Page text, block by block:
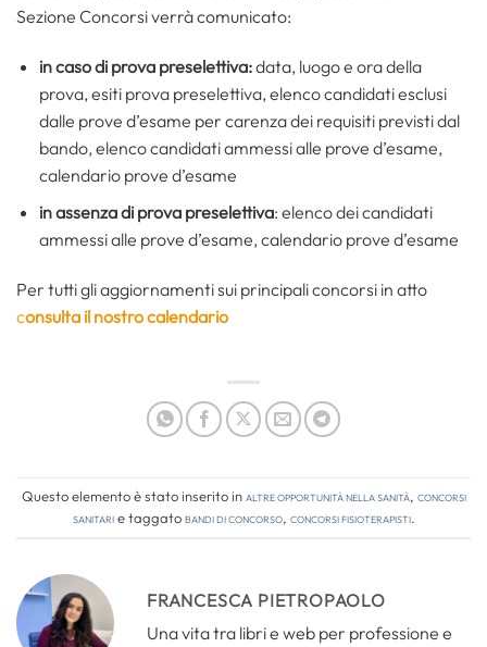
Sezione Concorsi verrà comunicato:
in caso di prova preselettiva:data, luogo e ora della
prova, esiti prova preselettiva, elenco candidati esclusi
dalle prove d’esame per carenza dei requisiti previsti dal
bando, elenco candidati ammessi alle prove d’esame,
calendario prove d’esame
in assenza di prova preselettiva: elenco dei candidati
ammessi alle prove d’esame, calendario prove d’esame
Per tutti gli aggiornamenti sui principali concorsi in atto
consulta il nostro calendario
Questo elemento è stato inserito inAltre opportunità nella sanità, Concorsi
Sanitarie taggatobandi di concorso, concorsi fisioterapisti.
FRANCESCA PIETROPAOLO
Una vita tra libri e web per professione e